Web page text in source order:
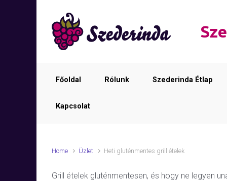
Főoldal Rólunk Szederinda Étlap
Kapcsolat
Home Üzlet Heti gluténmentes grill ételek
Grill ételek gluténmentesen, és hogy ne legyen